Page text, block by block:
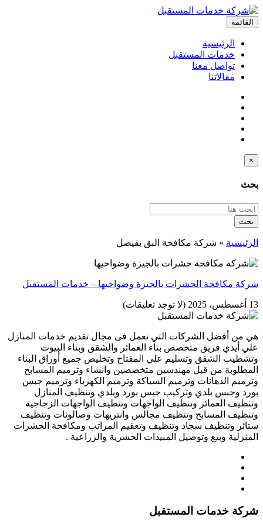
القائمة
الرئيسية
خدمات المستقبل
تواصل معنا
مقالاتنا
×
بحث
بحث
الرئيسية » شركة مكافحة البق بفيصل
شركة مكافحة الحشرات بالجيزة وضواحيها – خدمات المستقبل
13 أغسطس، 2025 (لا توجد تعليقات)
هي من أفضل الشركات التي تعمل فى مجال تقديم خدمات المنازل
علي أيدي فريق متخصص بناء العمائر والشقق وبناء البيوت
وتشطيب الشقق وتسليم علي المفتاح وتخليص جميع أوراق البناء
المطلوبة من قبل مهندسين متخصصين وانشاء وترميم المسابح
وترميم الدهانات وترميم السباكة وترميم الكهرباء وترميم جبس
بورد وجبس بلدي وتركيب جبس بورد وبلدي وتنظيف المنازل
وتنظيف العمائر وتنظيف الواجهات وتنظيف الواجهات الزجاجية
وتنظيف المسابح وتنظيف مجالس وانتريهات وصالونات وتنظيف
ستائر وتنظيف سجاد وتنظيف وتعقيم المراتب ومكافحة الحشرات
المنزلية وبيع وتوصيل المبيدات الحشرية والزراعية .
شركة خدمات المستقبل